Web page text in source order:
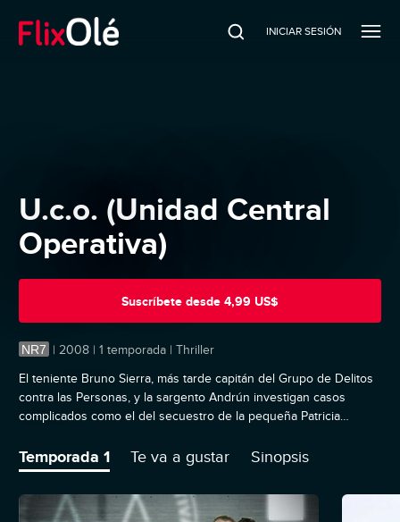
INICIAR SESIÓN
U.c.o. (Unidad Central
Operativa)
Suscríbete desde 4,99 US$
NR7 | 2008 | 1 temporada | Thriller
El teniente Bruno Sierra, más tarde capitán del Grupo de Delitos
contra las Personas, y la sargento Andrún investigan casos
complicados como el del secuestro de la pequeña Patricia
Grupo del Crimen Organizado, y el coronel Ramón Garrido, jefe
de la Unidad Central Operativa.
Temporada 1 Te va a gustar Sinopsis